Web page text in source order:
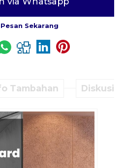
Pesan Sekarang
Tambahan Diskusi